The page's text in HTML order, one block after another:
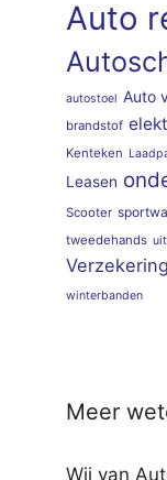
Auto
autostoel Auto
brandstof
Kenteken
Leasen
Scooter
tweedehands
Verzekering
winterbanden
Meer
Wij van